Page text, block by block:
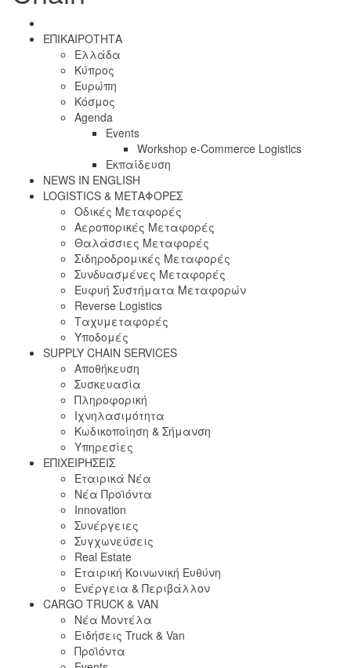
ΕΠΙΚΑΙΡΟΤΗΤΑ
Ελλάδα
Κύπρος
Ευρώπη
Κόσμος
Agenda
Events
Workshop e-Commerce Logistics
Εκπαίδευση
NEWS IN ENGLISH
LOGISTICS & ΜΕΤΑΦΟΡΕΣ
Οδικές Μεταφορές
Αεροπορικές Μεταφορές
Θαλάσσιες Μεταφορές
Σιδηροδρομικές Μεταφορές
Συνδυασμένες Μεταφορές
Ευφυή Συστήματα Μεταφορών
Reverse Logistics
Ταχυμεταφορές
Υποδομές
SUPPLY CHAIN SERVICES
Αποθήκευση
Συσκευασία
Πληροφορική
Ιχνηλασιμότητα
Κωδικοποίηση & Σήμανση
Υπηρεσίες
ΕΠΙΧΕΙΡΗΣΕΙΣ
Εταιρικά Νέα
Νέα Προϊόντα
Innovation
Συνέργειες
Συγχωνεύσεις
Real Estate
Εταιρική Κοινωνική Ευθύνη
Ενέργεια & Περιβάλλον
CARGO TRUCK & VAN
Νέα Μοντέλα
Ειδήσεις Truck & Van
Προϊόντα